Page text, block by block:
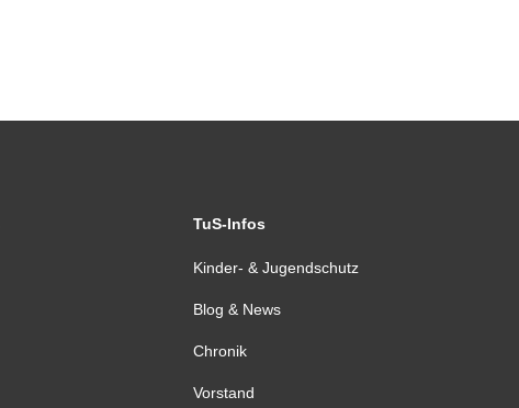
TuS-Infos
Kinder- & Jugendschutz
Blog & News
Chronik
Vorstand